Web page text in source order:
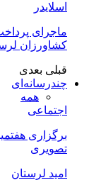
اسلایدر
کشاورزان
قبلی بعدی
چندرسانه‌ای
همه
اجتماعی
برگزاری
تصویری
امید لرستان